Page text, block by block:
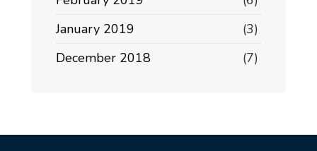
January 2019
(3)
December 2018
(7)